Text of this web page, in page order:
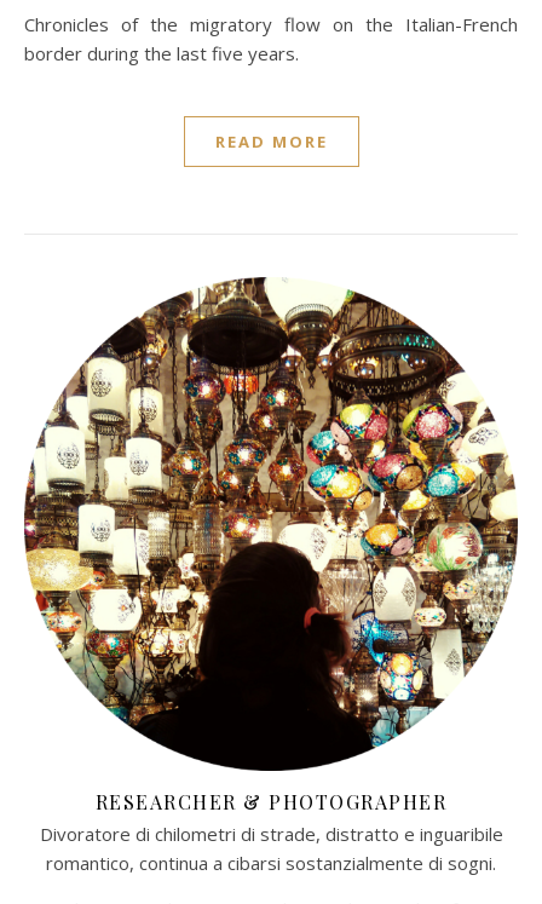
Chronicles of the migratory flow on the Italian-French
border during the last five years.
READ MORE
RESEARCHER & PHOTOGRAPHER
Divoratore di chilometri di strade, distratto e inguaribile
romantico, continua a cibarsi sostanzialmente di sogni.